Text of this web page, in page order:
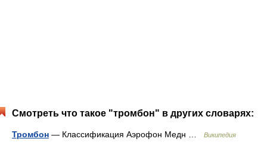
Смотреть что такое "тромбон" в других словарях:
Тромбон — Классификация Аэрофон Медн … Википедия